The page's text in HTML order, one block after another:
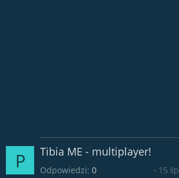
P Tibia ME - multiplayer!
Odpowiedzi 0 15